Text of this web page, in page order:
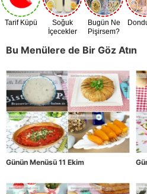
Tarif Küpü
Soğuk
İçecekler
Bugün Ne
Pişirsem?
Bu Menülere de Bir Göz Atın
Günün Menüsü 11 Ekim